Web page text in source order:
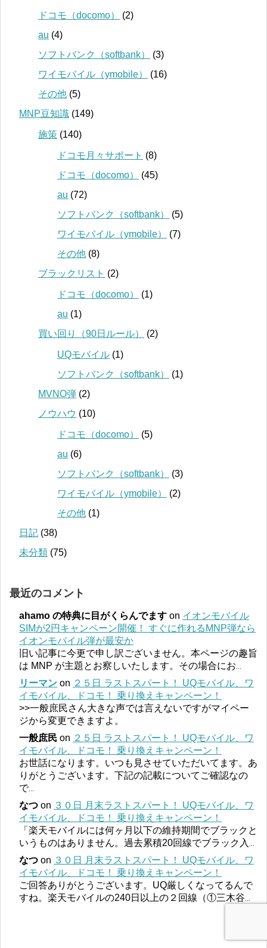
ドコモ（docomo）
(2)
au (4)
ソフトバンク（softbank）
(3)
ワイモバイル（ymobile）
(16)
その他 (5)
MNP豆知識 (149)
施策 (140)
ドコモ月々サポート (8)
ドコモ（docomo）
(45)
au (72)
ソフトバンク（softbank）
(5)
ワイモバイル（ymobile）
(7)
その他 (8)
ブラックリスト (2)
ドコモ（docomo）
(1)
au (1)
買い回り（90日ルール）
(2)
UQモバイル (1)
ソフトバンク（softbank）
(1)
MVNO弾 (2)
ノウハウ (10)
ドコモ（docomo）
(5)
au (6)
ソフトバンク（softbank）
(3)
ワイモバイル（ymobile）
(2)
その他 (1)
日記 (38)
未分類 (75)
最近のコメント
ahamo の特典に目がくらんでます on イオンモバイル
SIMが2円キャンペーン開催！ すぐに作れるMNP弾なら
イオンモバイル弾が最安か
旧い記事に今更で申し訳ございません。本ページの趣旨
は MNP が主題とお察しいたします。その場合にお
リーマン on ２５日 ラストスパート！ UQモバイル、ワ
イモバイル、ドコモ！ 乗り換えキャンペーン！
>>一般庶民さん大きな声では言えないですがマイペー
ジから変更できますよ。
一般庶民 on ２５日 ラストスパート！ UQモバイル、ワ
イモバイル、ドコモ！ 乗り換えキャンペーン！
お世話になります。いつも見させていただいてます。あ
りがとうございます。下記の記載についてご確認なの
で...
なつ on ３０日 月末ラストスパート！ UQモバイル、ワ
イモバイル、ドコモ！ 乗り換えキャンペーン！
「楽天モバイルには何ヶ月以下の維持期間でブラックと
いうものはありません。過去累積20回線でブラック入
なつ on ３０日 月末ラストスパート！ UQモバイル、ワ
イモバイル、ドコモ！ 乗り換えキャンペーン！
ご回答ありがとうございます。UQ厳しくなってるんで
すね。楽天モバイルの240日以上の２回線（①三木谷